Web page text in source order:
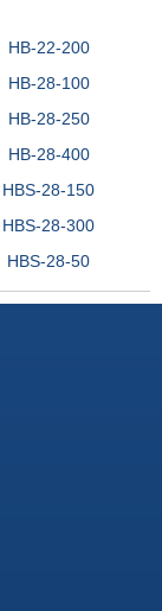
HB-22-200
HB-28-100
HB-28-250
HB-28-400
HBS-28-150
HBS-28-300
HBS-28-50